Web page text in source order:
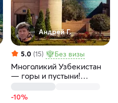
Андрей Г.
5.0 (15) Без визы
Многоликий Узбекистан
— горы и пустыни!
Бухара и Самарканд
-10%